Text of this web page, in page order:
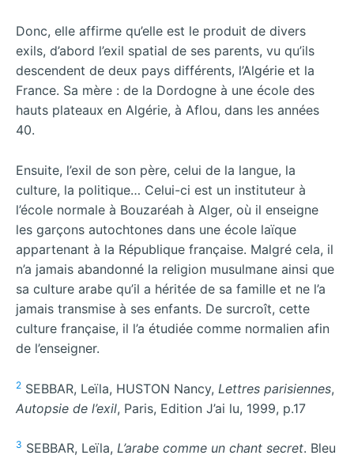
Donc, elle affirme qu’elle est le produit de divers
exils, d’abord l’exil spatial de ses parents, vu qu’ils
descendent de deux pays différents, l’Algérie et la
France. Sa mère : de la Dordogne à une école des
hauts plateaux en Algérie, à Aflou, dans les années
40.
Ensuite, l’exil de son père, celui de la langue, la
culture, la politique… Celui-ci est un instituteur à
l’école normale à Bouzaréah à Alger, où il enseigne
les garçons autochtones dans une école laïque
appartenant à la République française. Malgré cela, il
n’a jamais abandonné la religion musulmane ainsi que
sa culture arabe qu’il a héritée de sa famille et ne l’a
jamais transmise à ses enfants. De surcroît, cette
culture française, il l’a étudiée comme normalien afin
de l’enseigner.
2 SEBBAR, Leïla, HUSTON Nancy, Lettres parisiennes,
Autopsie de l’exil, Paris, Edition J’ai lu, 1999, p.17
3 SEBBAR, Leïla, L’arabe comme un chant secret. Bleu